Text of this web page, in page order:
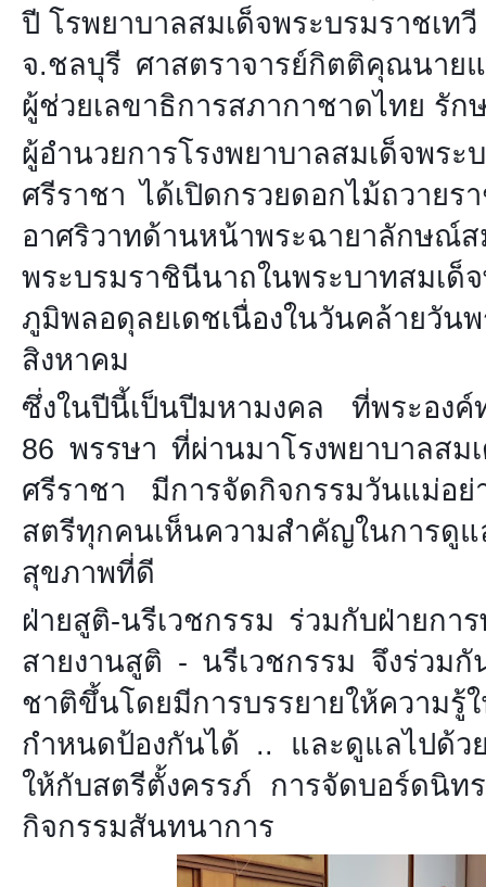
ปี โรพยาบาลสมเด็จพระบรมราชเท
จ.ชลบุรี ศาสตราจารย์กิตติคุณนาย
ผู้ช่วยเลขาธิการสภากาชาดไทย รัก
ผู้อำนวยการโรงพยาบาลสมเด็
ศรีราชา ได้เปิดกรวยดอกไม้ถวายร
อาศริวาทด้านหน้าพระฉายาลักษณ์ส
พระบรมราชินีนาถในพระบาทสมเด็
ภูมิพลอดุลยเดชเนื่องในวันคล้าย
สิงหาคม
ซึ่งในปีนี้เป็นปีมหามงคล ที่พระองค์
86 พรรษา ที่ผ่านมาโรงพยาบาลสม
ศรีราชา มีการจัดกิจกรรมวันแม่อย่
สตรีทุกคนเห็นความสำคัญในการดูแ
สุขภาพที่ดี
ฝ่ายสูติ-นรีเวชกรรม ร่วมกับฝ่ายกา
สายงานสูติ - นรีเวชกรรม จึงร่วม
ชาติขึ้นโดยมีการบรรยายให้ควา
กำหนดป้องกันได้ .. และดูแลไปด้ว
ให้กับสตรีตั้งครรภ์ การจัดบอร์ดนิท
กิจกรรมสันทนาการ